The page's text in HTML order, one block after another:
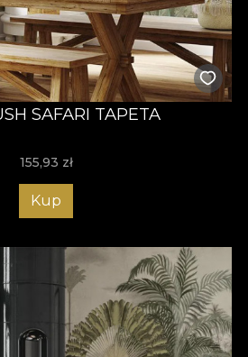
SAFARI TAPETA
155,93 zł
Kup